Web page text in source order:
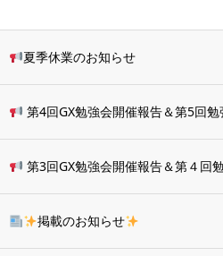
夏季休業のお知らせ
第4回GX勉強会開催報告＆第5回
第3回GX勉強会開催報告＆第４回
掲載のお知らせ